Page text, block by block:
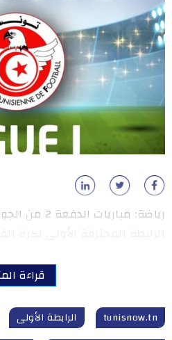
رياضة:
قراءة
tunisnow.tn الرابطة الأولى